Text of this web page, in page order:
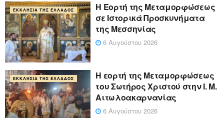
ΕΚΚΛΗΣΊΑ ΤΗΣ ΕΛΛΆΔΟΣ
Η Εορτή της Μεταμορφώσεως
σε Ιστορικά Προσκυνήματα
της Μεσσηνίας
6 Αυγούστου 2026
ΕΚΚΛΗΣΊΑ ΤΗΣ ΕΛΛΆΔΟΣ
Η εορτή της Μεταμορφώσεως
του Σωτήρος Χριστού στην Ι. Μ.
Αιτωλοακαρνανίας
6 Αυγούστου 2026